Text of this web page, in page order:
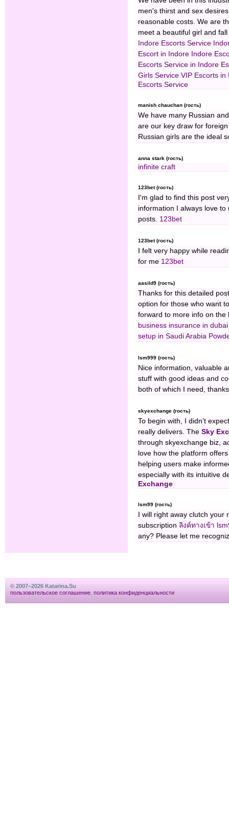
men's thirst and sex
reasonable costs. We are
meet a beautiful girl and
Indore Escorts Service
Escort in Indore Indore
Escorts Service in Indore
Girls Service VIP Escorts in
Escorts Service
manish chauchan (гость)
We have many Russian
are our key draw for
Russian girls are the ideal
anna stark (гость)
infinite craft
123bet (гость)
I'm glad to find this post
information I always love
posts. 123bet
123bet (гость)
I felt very happy while
for me 123bet
aasild9 (гость)
Thanks for this detailed
option for those who want
forward to more info on
business insurance in dubai
setup in Saudi Arabia
lsm999 (гость)
Nice information, valuable
stuff with good ideas and
both of which I need,
skyexchange (гость)
To begin with, I didn’t
really delivers. The Sky
through skyexchange biz,
love how the platform
helping users make
especially with its intuitive
Exchange
lsm99 (гость)
I will right away clutch
subscription ลิงค์ทางเข้า
any? Please let me
© 2007–2026 Katarina.Su
пользовательское соглашение политика конфиденциальности